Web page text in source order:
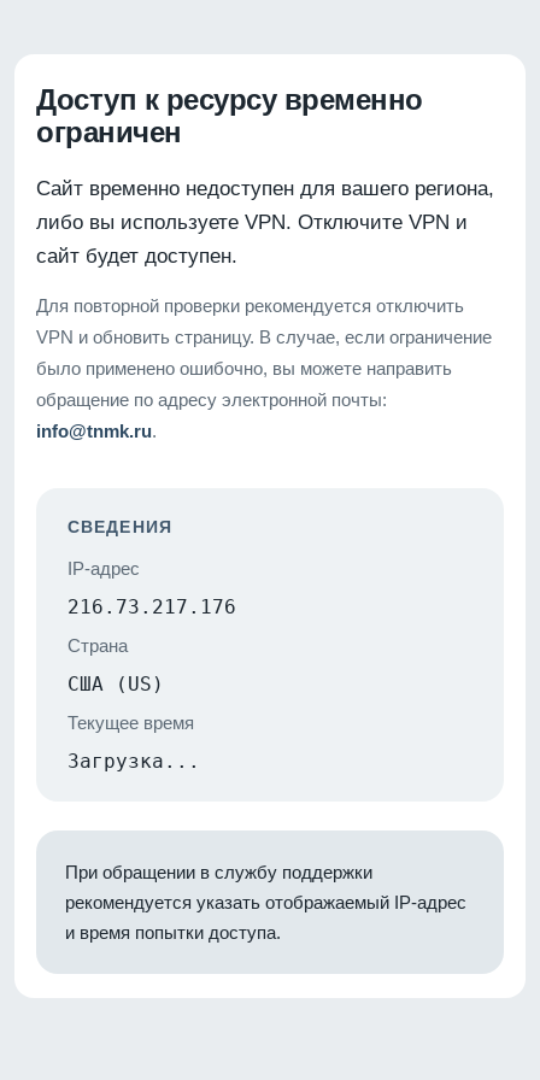
Доступ к ресурсу временно
ограничен
Сайт временно недоступен для вашего региона,
либо вы используете VPN. Отключите VPN и
сайт будет доступен.
Для повторной проверки рекомендуется отключить
VPN и обновить страницу. В случае, если ограничение
было применено ошибочно, вы можете направить
обращение по адресу электронной почты:
info@tnmk.ru.
СВЕДЕНИЯ
IP-адрес
216.73.217.176
Страна
США (US)
Текущее время
Загрузка...
При обращении в службу поддержки
рекомендуется указать отображаемый IP-адрес
и время попытки доступа.